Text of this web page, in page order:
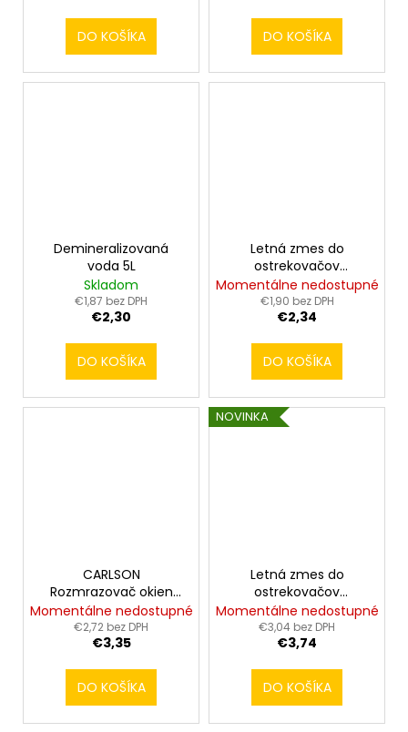
DO KOŠÍKA DO KOŠÍKA
Demineralizovaná
voda 5L
Skladom
€1,87 bez DPH
€2,30
DO KOŠÍKA
Letná zmes do
ostrekovačov
CARLSON 3L
Momentálne nedostupné
€1,90 bez DPH
€2,34
DO KOŠÍKA
CARLSON
Rozmrazovač okien
500ml
Momentálne nedostupné
€2,72 bez DPH
€3,35
DO KOŠÍKA
NOVINKA
Letná zmes do
ostrekovačov
CARLSON 5L
Momentálne nedostupné
€3,04 bez DPH
€3,74
DO KOŠÍKA